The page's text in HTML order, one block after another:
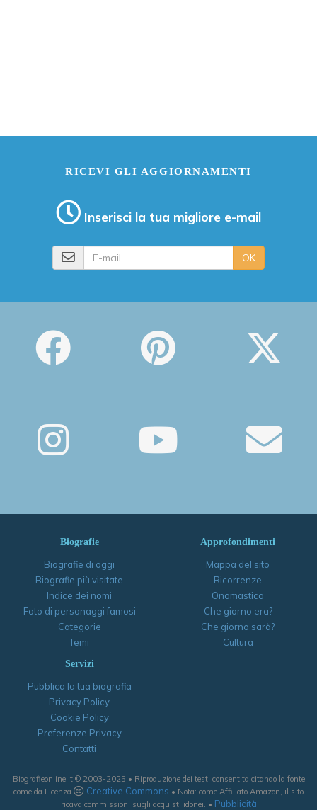
RICEVI GLI AGGIORNAMENTI
Inserisci la tua migliore e-mail
OK
Biografie
Biografie di oggi
Biografie più visitate
Indice dei nomi
Foto di personaggi famosi
Categorie
Temi
Approfondimenti
Mappa del sito
Ricorrenze
Onomastico
Che giorno era?
Che giorno sarà?
Cultura
Servizi
Pubblica la tua biografia
Privacy Policy
Cookie Policy
Preferenze Privacy
Contatti
Biografieonline.it © 2003-2025 • Riproduzione dei testi consentita citando la fonte
come da Licenza
Creative Commons • Nota: come Affiliato Amazon, il sito
ricava commissioni sugli acquisti idonei. • Pubblicità